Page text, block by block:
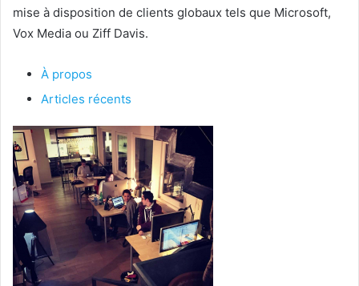
mise à disposition de clients globaux tels que Microsoft,
Vox Media ou Ziff Davis.
À propos
Articles récents